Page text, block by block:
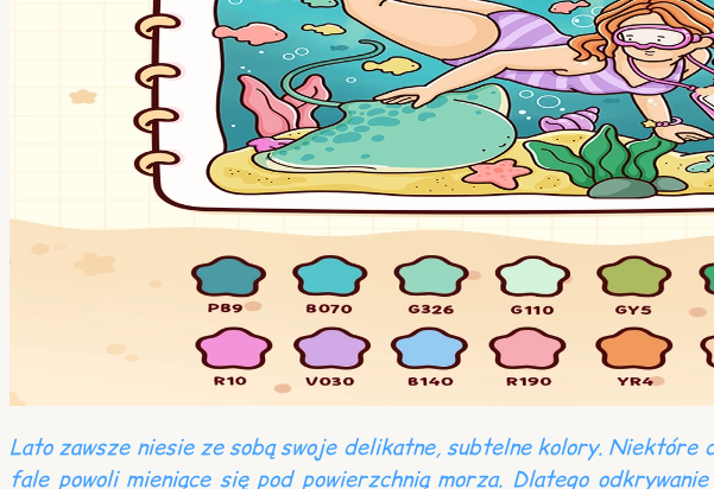
Lato zawsze niesie ze sobą swoje delikatne, subtelne kolory. Niektóre
fale powoli mieniące się pod powierzchnią morza. Dlatego